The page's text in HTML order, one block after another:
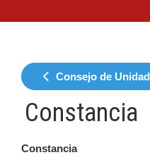
Consejo de Unidad
Constancia
Constancia